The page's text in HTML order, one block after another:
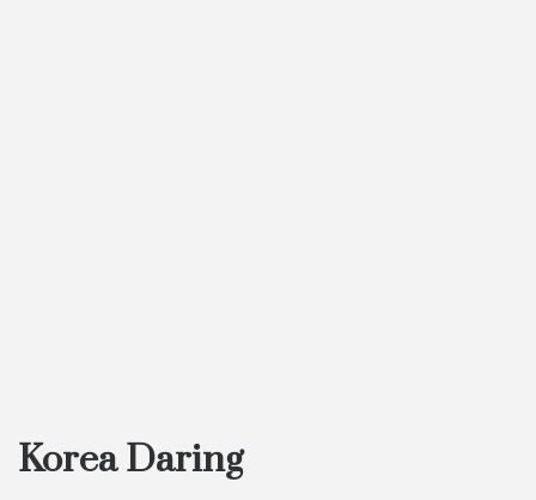
Korea Daring